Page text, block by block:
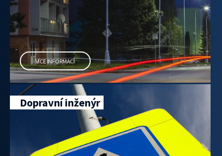
VÍCE INFORMACÍ
Dopravní inženýr